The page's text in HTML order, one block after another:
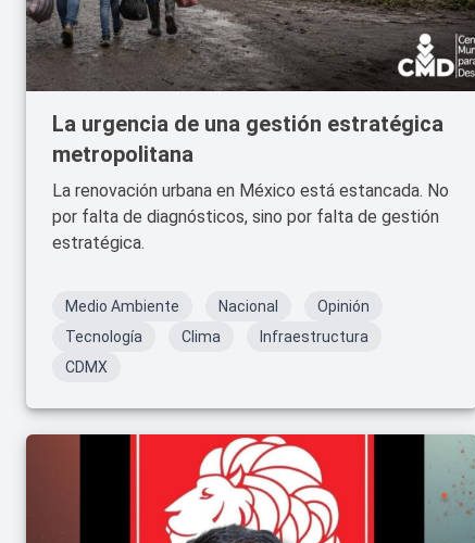
La urgencia de una gestión estratégica
metropolitana
La renovación urbana en México está estancada. No
por falta de diagnósticos, sino por falta de gestión
estratégica.
Medio Ambiente Nacional
Opinión
Tecnología
Clima
Infraestructura
CDMX